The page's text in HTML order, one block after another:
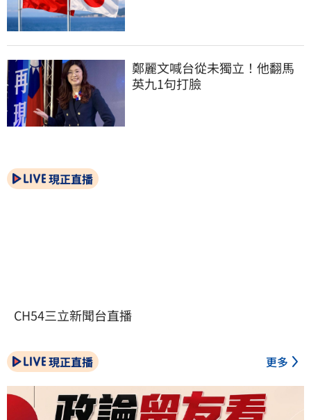
鄭麗文喊台從未獨立！他翻馬
英九1句打臉
現正直播
CH54三立新聞台直播
現正直播 更多